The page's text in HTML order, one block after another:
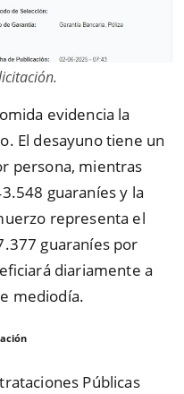
evidencia la
El desayuno tiene un
persona, mientras
guaraníes y la
representa el
guaraníes por
diariamente a
mediodía.
Públicas